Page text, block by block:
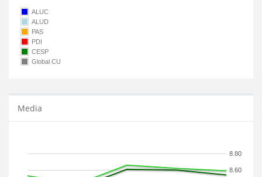
ALUC
ALUD
PAS
PDI
CESP
Global CU
Media
8.60
8.80